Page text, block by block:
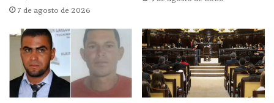
7 de agosto de 2026